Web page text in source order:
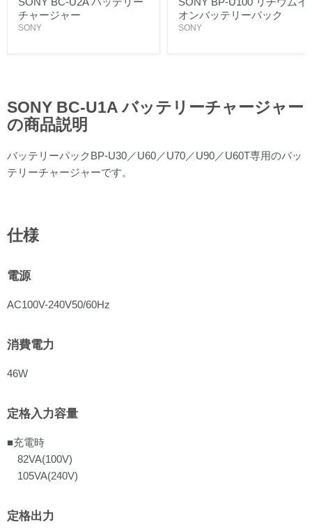
チャージャー
SONY
オンバッテリーパック
SONY
SONY BC-U1A バッテリーチャージャー
の商品説明
バッテリーパックBP-U30／U60／U70／U90／U60T専用のバッ
テリーチャージャーです。
仕様
電源
AC100V-240V50/60Hz
消費電力
46W
定格入力容量
■充電時
82VA(100V)
105VA(240V)
定格出力